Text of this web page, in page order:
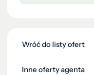
Wróć do listy ofert
Inne oferty agenta